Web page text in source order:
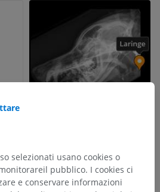
selezionati usano cookies o
pubblico. I cookies ci
e conservare informazioni